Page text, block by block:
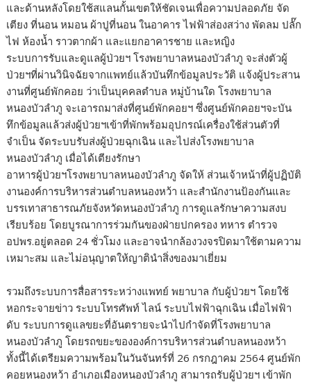
และด้านหลังโดยใช้สแลนกั้นเขตให้ชัดเจนเพื่อความปลอดภัย จัด
เตียง ที่นอน หมอน ผ้าปูที่นอน ในอาคาร ไฟฟ้าส่องสว่าง พัดลม ปลั๊ก
ไฟ ห้องน้ำ ราวตากผ้า และแยกอาคารชาย และหญิง
ระบบการรับและดูแลผู้ป่วยฯ โรงพยาบาลหนองบัวลำภู จะส่งตัวผู้
ป่วยฯที่ผ่านวินิจฉัยจากแพทย์แล้วบันทึกข้อมูลประวัติ แจ้งผู้ประสาน
งานที่ศูนย์พักคอย ว่าเป็นบุคคลตำบล หมู่บ้านใด โรงพยาบาล
หนองบัวลำภู จะเอารถมาส่งที่ศูนย์พักคอยฯ ซึ่งศูนย์พักคอยฯจะบัน
ทึกข้อมูลแล้วส่งผู้ป่วยฯเข้าที่พักพร้อมอุปกรณ์เครื่องใช้ส่วนตัวที่
จำเป็น จัดระบบรับส่งผู้ป่วยฉุกเฉิน และไปส่งโรงพยาบาล
หนองบัวลำภู เมื่อได้เตียงรักษา
อาหารผู้ป่วยฯโรงพยาบาลหนองบัวลำภู จัดให้ ส่วนเจ้าหน้าที่ผู้ปฏิบัติ
งานองค์การบริหารส่วนตำบลหนองหว้า และสำนักงานป้องกันและ
บรรเทาสาธารณภัยจังหวัดหนองบัวลำภู การดูแลรักษาความสงบ
เรียบร้อย โดยบูรณาการร่วมกันของฝ่ายปกครอง ทหาร ตำรวจ
อปพร.อยู่ตลอด 24 ชั่วโมง และอาจนำกล้องวงจรปิดมาใช้ตามความ
เหมาะสม และไม่อนุญาตให้ญาตินำสิ่งของมาเยี่ยม
รวมถึงระบบการสื่อสารระหว่างแพทย์ พยาบาล กับผู้ป่วยฯ โดยใช้
หอกระจายข่าว ระบบโทรศัพท์ ไลน์ ระบบไฟฟ้าฉุกเฉิน เมื่อไฟฟ้า
ดับ ระบบการดูแลขยะที่อันตรายจะนำไปกำจัดที่โรงพยาบาล
หนองบัวลำภู โดยรถขยะขององค์การบริหารส่วนตำบลหนองหว้า
ทั้งนี้ได้เตรียมความพร้อมในวันจันทร์ที่ 26 กรกฎาคม 2564 ศูนย์พัก
คอยหนองหว้า อำเภอเมืองหนองบัวลำภู สามารถรับผู้ป่วยฯ เข้าพัก